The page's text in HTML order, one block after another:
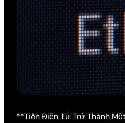
**Tiền Điện Tử Trở Thành